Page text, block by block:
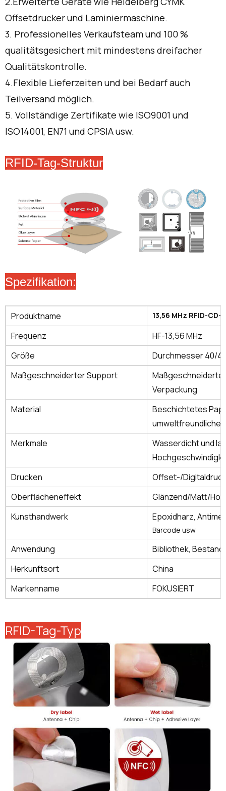
Offsetdrucker und Laminiermaschine.
3. Professionelles Verkaufsteam und 100 %
qualitätsgesichert mit mindestens dreifacher
Qualitätskontrolle.
4.Flexible Lieferzeiten und bei Bedarf auch
Teilversand möglich.
5. Vollständige Zertifikate wie ISO9001 und
ISO14001, EN71 und CPSIA usw.
RFID-Tag-Struktur
Spezifikation:
Produktname 13,56 MHz RFID-
Frequenz
HF-13,56 MHz
Größe
Durchmesser 40/
Maßgeschneiderter Support
Maßgeschneiderte
Verpackung
Material
Beschichtetes
umweltfreundliches
Merkmale
Wasserdicht und
Drucken
Offset-/
Oberflächeneffekt
Glänzend/Matt/
Kunsthandwerk
Epoxidharz,
Barcode usw
Anwendung
Bibliothek,
Herkunftsort
China
Markenname
FOKUSIERT
RFID-Tag-Typ